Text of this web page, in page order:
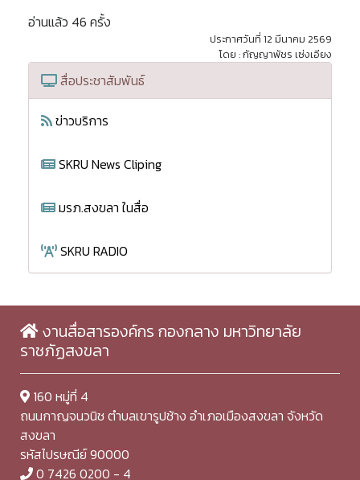
อ่านแล้ว 46 ครั้ง
ประกาศวันที่ 12 มีนาคม 2569
โดย : กัญญาพัชร เซ่งเอียง
สื่อประชาสัมพันธ์
ข่าวบริการ
SKRU News Cliping
มรภ.สงขลา ในสื่อ
SKRU RADIO
งานสื่อสารองค์กร กองกลาง มหาวิทยาลัย
ราชภัฏสงขลา
160 หมู่ที่ 4
ถนนกาญจนวนิช ตำบลเขารูปช้าง อำเภอเมืองสงขลา จังหวัด
สงขลา
รหัสไปรษณีย์ 90000
0 7426 0200 - 4